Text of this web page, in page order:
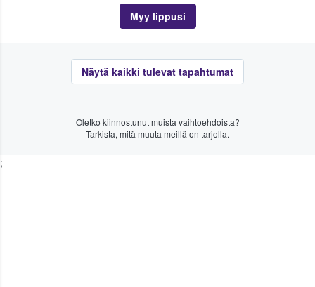
Myy lippusi
Näytä kaikki tulevat tapahtumat
Oletko kiinnostunut muista vaihtoehdoista?
Tarkista, mitä muuta meillä on tarjolla.
;